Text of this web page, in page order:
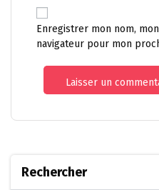
Enregistrer mon nom,
navigateur pour mon
Rechercher